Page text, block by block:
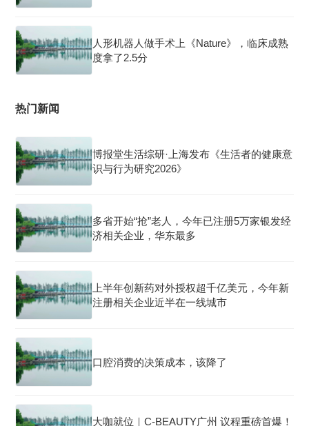
人形机器人做手术上《Nature》，临床成熟
度拿了2.5分
热门新闻
博报堂生活综研·上海发布《生活者的健康意
识与行为研究2026》
多省开始“抢”老人，今年已注册5万家银发经
济相关企业，华东最多
上半年创新药对外授权超千亿美元，今年新
注册相关企业近半在一线城市
口腔消费的决策成本，该降了
大咖就位｜C-BEAUTY广州 议程重磅首爆！